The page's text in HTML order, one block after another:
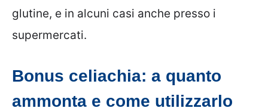
glutine, e in alcuni casi anche presso i
supermercati.
Bonus celiachia: a quanto
ammonta e come utilizzarlo